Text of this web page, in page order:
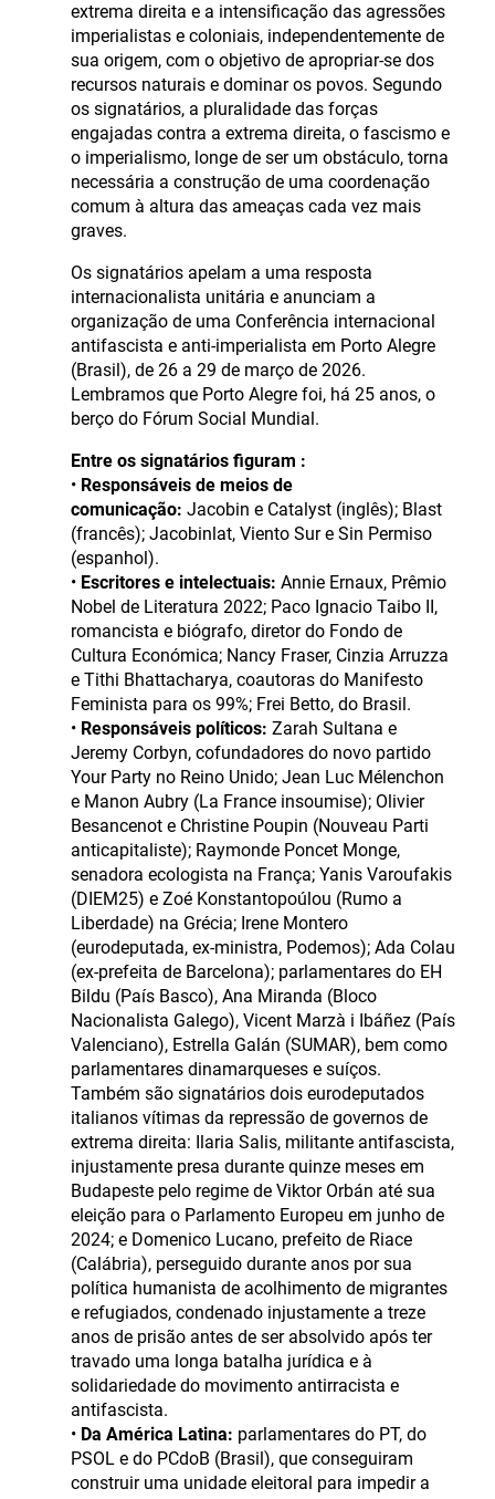
extrema direita e a intensificação das agressões
imperialistas e coloniais, independentemente de
sua origem, com o objetivo de apropriar-se dos
recursos naturais e dominar os povos. Segundo
os signatários, a pluralidade das forças
engajadas contra a extrema direita, o fascismo e
o imperialismo, longe de ser um obstáculo, torna
necessária a construção de uma coordenação
comum à altura das ameaças cada vez mais
graves.
Os signatários apelam a uma resposta
internacionalista unitária e anunciam a
organização de uma Conferência internacional
antifascista e anti-imperialista em Porto Alegre
(Brasil), de 26 a 29 de março de 2026.
Lembramos que Porto Alegre foi, há 25 anos, o
berço do Fórum Social Mundial.
Entre os signatários figuram :
• Responsáveis de meios de
comunicação: Jacobin e Catalyst (inglês); Blast
(francês); Jacobinlat, Viento Sur e Sin Permiso
(espanhol).
• Escritores e intelectuais: Annie Ernaux, Prêmio
Nobel de Literatura 2022; Paco Ignacio Taibo II,
romancista e biógrafo, diretor do Fondo de
Cultura Económica; Nancy Fraser, Cinzia Arruzza
e Tithi Bhattacharya, coautoras do Manifesto
Feminista para os 99%; Frei Betto, do Brasil.
• Responsáveis políticos: Zarah Sultana e
Jeremy Corbyn, cofundadores do novo partido
Your Party no Reino Unido; Jean Luc Mélenchon
e Manon Aubry (La France insoumise); Olivier
Besancenot e Christine Poupin (Nouveau Parti
anticapitaliste); Raymonde Poncet Monge,
senadora ecologista na França; Yanis Varoufakis
(DIEM25) e Zoé Konstantopoúlou (Rumo a
Liberdade) na Grécia; Irene Montero
(eurodeputada, ex-ministra, Podemos); Ada Colau
(ex-prefeita de Barcelona); parlamentares do EH
Bildu (País Basco), Ana Miranda (Bloco
Nacionalista Galego), Vicent Marzà i Ibáñez (País
Valenciano), Estrella Galán (SUMAR), bem como
parlamentares dinamarqueses e suíços.
Também são signatários dois eurodeputados
italianos vítimas da repressão de governos de
extrema direita: Ilaria Salis, militante antifascista,
injustamente presa durante quinze meses em
Budapeste pelo regime de Viktor Orbán até sua
eleição para o Parlamento Europeu em junho de
2024; e Domenico Lucano, prefeito de Riace
(Calábria), perseguido durante anos por sua
política humanista de acolhimento de migrantes
e refugiados, condenado injustamente a treze
anos de prisão antes de ser absolvido após ter
travado uma longa batalha jurídica e à
solidariedade do movimento antirracista e
antifascista.
• Da América Latina: parlamentares do PT, do
PSOL e do PCdoB (Brasil), que conseguiram
construir uma unidade eleitoral para impedir a